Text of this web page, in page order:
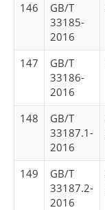
146
GB/T
33185-
2016
147
GB/T
33186-
2016
148
GB/T
33187.1-
2016
149
GB/T
33187.2-
2016